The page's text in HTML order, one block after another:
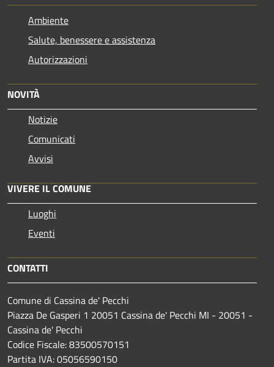
Ambiente
Salute, benessere e assistenza
Autorizzazioni
NOVITÀ
Notizie
Comunicati
Avvisi
VIVERE IL COMUNE
Luoghi
Eventi
CONTATTI
Comune di Cassina de' Pecchi
Piazza De Gasperi 1 20051 Cassina de' Pecchi MI - 20051 -
Cassina de' Pecchi
Codice Fiscale: 83500570151
Partita IVA: 05056590150